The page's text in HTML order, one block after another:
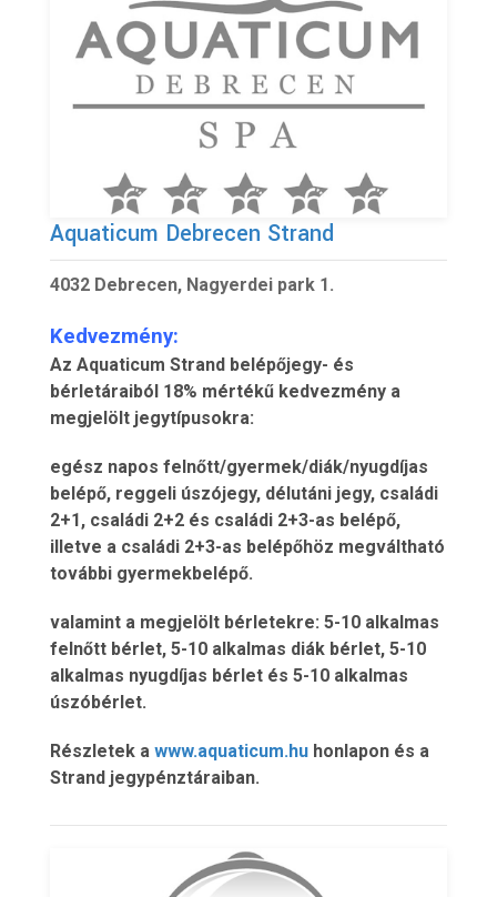
Aquaticum Debrecen Strand
4032 Debrecen, Nagyerdei park 1.
Kedvezmény:
Az Aquaticum Strand belépőjegy- és
bérletáraiból 18% mértékű kedvezmény a
megjelölt jegytípusokra:
egész napos felnőtt/gyermek/diák/nyugdíjas
belépő, reggeli úszójegy, délutáni jegy, családi
2+1, családi 2+2 és családi 2+3-as belépő,
illetve a családi 2+3-as belépőhöz megváltható
további gyermekbelépő.
valamint a megjelölt bérletekre: 5-10 alkalmas
felnőtt bérlet, 5-10 alkalmas diák bérlet, 5-10
alkalmas nyugdíjas bérlet és 5-10 alkalmas
úszóbérlet.
Részletek a www.aquaticum.hu honlapon és a
Strand jegypénztáraiban.